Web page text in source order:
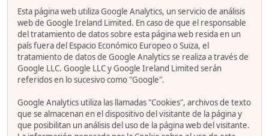
Esta página web utiliza Google Analytics, un servicio de análisis
web de Google Ireland Limited. En caso de que el responsable
del tratamiento de datos sobre esta página web resida en un
país fuera del Espacio Económico Europeo o Suiza, el
tratamiento de datos de Google Analytics se realiza a través de
Google LLC. Google LLC y Google Ireland Limited serán
referidos en lo sucesivo como "Google".
Google Analytics utiliza las llamadas "Cookies", archivos de texto
que se almacenan en el dispositivo del visitante de la página y
que posibilitan un análisis del uso de la página web del visitante.